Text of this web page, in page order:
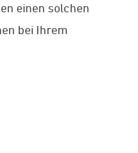
einen solchen
bei Ihrem